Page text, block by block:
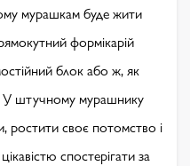
мурашкам буде жити
формікарій
блок або ж, як
У штучному мурашнику
ростити своє потомство і
спостерігати за